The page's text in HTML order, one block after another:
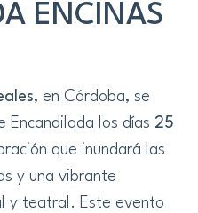
ENCINAS
, en Córdoba, se
Encandilada los días 25
que inundará las
y una vibrante
y teatral. Este evento